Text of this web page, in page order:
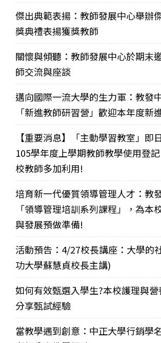
傑出典範表揚：教師發展中心舉辦
獎典禮表揚獲獎教師
關懷與傾聽：教師發展中心於期末
師交流與座談
邁向國際一流大學的生力軍：教發
「新進教師研習營」歡迎本年度新
【重要消息】「主動學習教室」即
105學年度上學期教師教學使用登
校教師多加利用!
培育新一代優質領導管理人才：教
「領導管理培訓系列課程」，為本
與發展預做準備!
活動預告：4/27校長講座：大學的
功大學蘇慧貞校長主講)
如何有效甄選入學生?本校護理與
分享甄試經驗
當教學遇到創意：中正大學行銷學